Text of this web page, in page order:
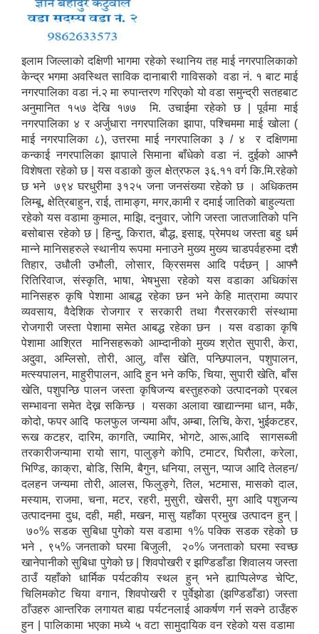
इलाम जिल्लाको दक्षिणी भागमा रहेको स्थानिय तह माई नगरपालिकाको
केन्द्र भगमा अवस्थित साविक दानाबारी गाविसको वडा नं. १ बाट माई
नगरपालिका वडा नं.२ मा रुपान्तरण गरिएको यो वडा समुन्द्री सतहबाट
अनुमानित १५७ देखि १७७ मि. उचाईमा रहेको छ | पूर्वमा माई
नगरपालिका ४ र अर्जुधारा नगरपालिका झापा, पश्चिममा माई खोला (
माई नगरपालिका ८), उत्तरमा माई नगरपालिका ३ / ४ र दक्षिणमा
कन्काई नगरपालिका झापाले सिमाना बाँधेको वडा नं. दुईको आफ्नै
विशेषता रहेको छ | यस वडाको कुल क्षेत्रफल ३६.११ वर्ग कि.मि.रहेको
छ भने ७९४ घरधुरीमा ३१२५ जना जनसंख्या रहेको छ । अधिकतम
लिम्बू, क्षेत्रिबाहुन, राई, तामाङ्ग, मगर,कामी र दमाई जातिको बाहुल्यता
रहेको यस वडामा कुमाल, माझि, दनुवार, जोगि जस्ता जातजातिको पनि
बसोबास रहेको छ | हिन्दु, किरात, बौद्ध, इसाइ, प्रेमपथ जस्ता बहु धर्म
मान्ने मानिसहरुले स्थानीय रूपमा मनाउने मुख्य मुख्य चाडपर्वहरुमा दशै
तिहार, उधौली उभौली, लोसार, क्रिसमस आदि पर्दछन् | आफ्नै
रितिरिवाज, संस्कृति, भाषा, भेषभुसा रहेको यस वडाका अधिकांस
मानिसहरु कृषि पेशामा आबद्ध रहेका छन भने केहि मात्रामा व्यपार
व्यवसाय, वैदेशिक रोजगार र सरकारी तथा गैरसरकारी संस्थामा
रोजगारी जस्ता पेशामा समेत आबद्ध रहेका छन । यस वडाका कृषि
पेशामा आश्रित मानिसहरूको आम्दानीको मुख्य श्रोत सुपारी, केरा,
अदुवा, अम्लिसो, तोरी, आलु, वाँस खेति, पन्छिपालन, पशुपालन,
मत्स्यपालन, माहुरीपालन, आदि हुन भने कफि, चिया, सुपारी खेति, बाँस
खेति, पशुपन्छि पालन जस्ता कृषिजन्य बस्तुहरुको उत्पादनको प्रबल
सम्भावना समेत देख्न सकिन्छ । यसका अलावा खाद्यान्नमा धान, मकै,
कोदो, फपर आदि फलफुल जन्यमा आँप, अम्बा, लिचि, केरा, भुईकटहर,
रूख कटहर, दारिम, कागति, ज्यामिर, भोगटे, आरू,आदि सागसब्जी
तरकारीजन्यामा रायो साग, पालुङ्गे कोपि, टमाटर, घिरौला, करेला,
भिण्डि, काक्रा, बोडि, सिमि, बैगुन, धनिया, लसुन, प्याज आदि तेलहन/
दलहन जन्यमा तोरी, आलस, फिलुङ्गे, तिल, भटमास, मासको दाल,
मस्याम, राजमा, चना, मटर, रहरी, मुसुरी, खेसरी, मुग आदि पशुजन्य
उत्पादनमा दुध, दही, मही, मखन, मासु यहाँका प्रमुख उत्पादन हुन् |
७०% सडक सुबिधा पुगेको यस वडामा १% पक्कि सडक रहेको छ
भने , ९५% जनताको घरमा बिजुली, २०% जनताको घरमा स्वच्छ
खानेपानीको सुबिधा पुगेको छ | शिवपोखरी र झण्डिडाँडा शिवालय जस्ता
ठाउँ यहाँको धार्मिक पर्यटकीय स्थल हुन् भने ह्याप्पिलेण्ड चेप्टि,
चिलिमकोट चिया वगान, शिवपोखरी र पुर्वेझोडा (झण्डिडाँडा) जस्ता
ठाँउहरु आन्तरिक लगायत बाह्य पर्यटनलाई आकर्षण गर्न सक्ने ठाउँहरु
हुन | पालिकामा भएका मध्ये ५ वटा सामुदायिक वन रहेको यस वडामा